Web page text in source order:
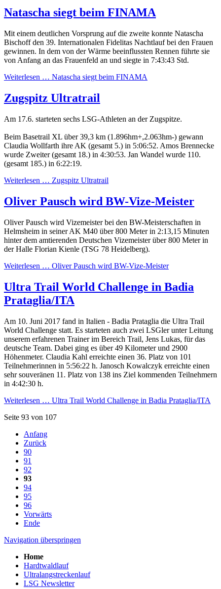
Natascha siegt beim FINAMA
Mit einem deutlichen Vorsprung auf die zweite konnte Natascha
Bischoff den 39. Internationalen Fidelitas Nachtlauf bei den Frauen
gewinnen. In dem von der Wärme beeinflussten Rennen führte sie
von Anfang an das Frauenfeld an und siegte in 7:43:43 Std.
Weiterlesen … Natascha siegt beim FINAMA
Zugspitz Ultratrail
Am 17.6. starteten sechs LSG-Athleten an der Zugspitze.
Beim Basetrail XL über 39,3 km (1.896hm+,2.063hm-) gewann
Claudia Wollfarth ihre AK (gesamt 5.) in 5:06:52. Amos Brennecke
wurde Zweiter (gesamt 18.) in 4:30:53. Jan Wandel wurde 110.
(gesamt 185.) in 6:22:19.
Weiterlesen … Zugspitz Ultratrail
Oliver Pausch wird BW-Vize-Meister
Oliver Pausch wird Vizemeister bei den BW-Meisterschaften in
Helmsheim in seiner AK M40 über 800 Meter in 2:13,15 Minuten
hinter dem amtierenden Deutschen Vizemeister über 800 Meter in
der Halle Florian Kienle (TSG 78 Heidelberg).
Weiterlesen … Oliver Pausch wird BW-Vize-Meister
Ultra Trail World Challenge in Badia
Prataglia/ITA
Am 10. Juni 2017 fand in Italien - Badia Prataglia die Ultra Trail
World Challenge statt. Es starteten auch zwei LSGler unter Leitung
unserem erfahrenen Trainer im Bereich Trail, Jens Lukas, für das
deutsche Team. Dabei ging es über 49 Kilometer und 2900
Höhenmeter. Claudia Kahl erreichte einen 36. Platz von 101
Teilnehmerinnen in 5:56:22 h. Janosch Kowalczyk erreichte einen
sehr souveränen 11. Platz von 138 ins Ziel kommenden Teilnehmern
in 4:42:30 h.
Weiterlesen … Ultra Trail World Challenge in Badia Prataglia/ITA
Seite 93 von 107
Anfang
Zurück
90
91
92
93
94
95
96
Vorwärts
Ende
Navigation überspringen
Home
Hardtwaldlauf
Ultralangstreckenlauf
LSG Newsletter